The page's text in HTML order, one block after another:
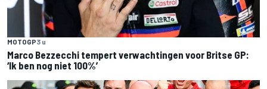
MOTOGP3 u
Marco Bezzecchi tempert verwachtingen voor Britse GP:
‘Ik ben nog niet 100%’